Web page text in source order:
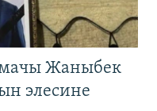
Жаныбек
элесине